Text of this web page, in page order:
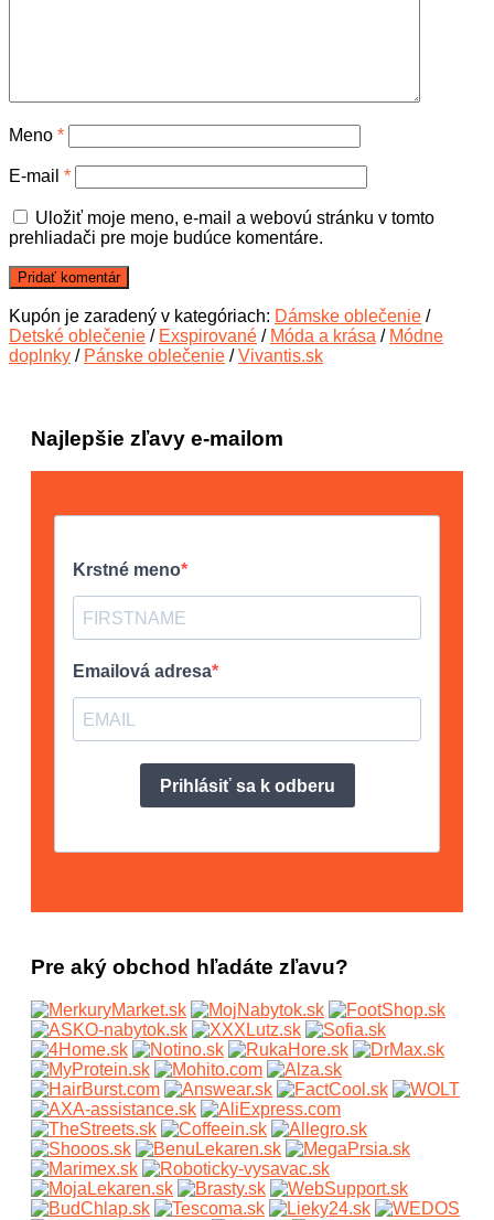
Meno *
E-mail *
Uložiť moje meno, e-mail a webovú stránku v tomto
prehliadači pre moje budúce komentáre.
Kupón je zaradený v kategóriach: Dámske oblečenie /
Detské oblečenie / Exspirované / Móda a krása / Módne
doplnky / Pánske oblečenie /Vivantis.sk
Najlepšie zľavy e-mailom
Pre aký obchod hľadáte zľavu?